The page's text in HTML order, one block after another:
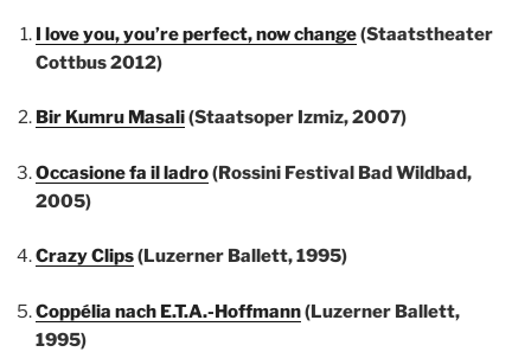
I love you, you’re perfect, now change(Staatstheater
Cottbus 2012)
Bir Kumru Masali(Staatsoper Izmiz, 2007)
Occasione fa il ladro(Rossini Festival Bad Wildbad,
2005)
Crazy Clips(Luzerner Ballett, 1995)
Coppélia nach E.T.A.-Hoffmann(Luzerner Ballett,
1995)